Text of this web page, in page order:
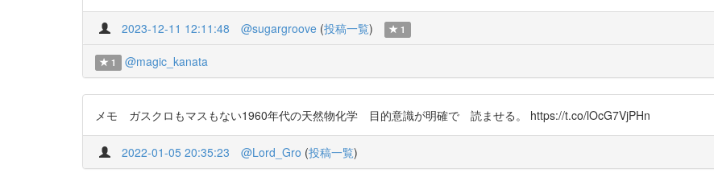
2023-12-11 12:11:48 @sugargroove (投稿一覧) 1
1 @magic_kanata
メモ ガスクロもマスもない1960年代の天然物化学 目的意識が明確で 読ませる。 https://t.co/lOcG7VjPHn
2022-01-05 20:35:23 @Lord_Gro (投稿一覧)